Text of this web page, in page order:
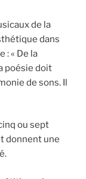
de la
dans
: « De la
poésie doit
de sons. Il
ou sept
donnent une